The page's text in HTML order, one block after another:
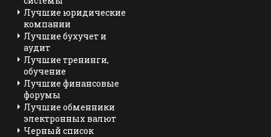
Лучшие юридические
компании
Лучшие бухучет и
аудит
Лучшие тренинги,
обучение
Лучшие финансовые
форумы
Лучшие обменники
электронных валют
Черный список